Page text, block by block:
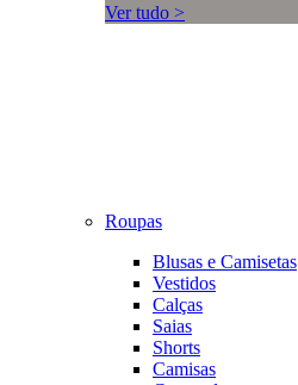
Ver tudo >
Roupas
Blusas e Camisetas
Vestidos
Calças
Saias
Shorts
Camisas